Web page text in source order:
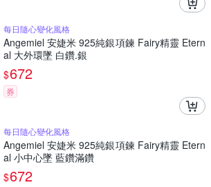
每日隨心變化風格
Angemiel 安婕米 925純銀項鍊 Fairy精靈 Etern
al 大外環墜 白鑽.銀
$672
券
每日隨心變化風格
Angemiel 安婕米 925純銀項鍊 Fairy精靈 Etern
al 小中心墜 藍鑽滿鑽
$672